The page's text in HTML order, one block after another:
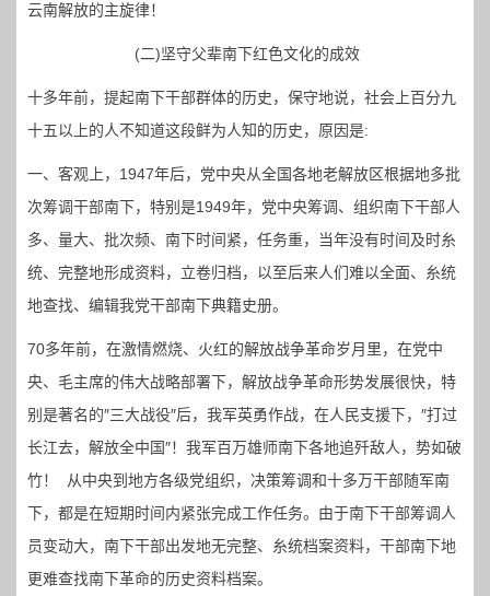
云南解放的主旋律！
(二)坚守父辈南下红色文化的成效
十多年前，提起南下干部群体的历史，保守地说，社会上百分九
十五以上的人不知道这段鲜为人知的历史，原因是:
一、客观上，1947年后，党中央从全国各地老解放区根据地多批
次筹调干部南下，特别是1949年，党中央筹调、组织南下干部人
多、量大、批次频、南下时间紧，任务重，当年没有时间及时糸
统、完整地形成资料，立卷归档，以至后来人们难以全面、糸统
地查找、编辑我党干部南下典籍史册。
70多年前，在激情燃烧、火红的解放战争革命岁月里，在党中
央、毛主席的伟大战略部署下，解放战争革命形势发展很快，特
别是著名的″三大战役″后，我军英勇作战，在人民支援下，″打过
长江去，解放全中国″！我军百万雄师南下各地追歼敌人，势如破
竹！ 从中央到地方各级党组织，决策筹调和十多万干部随军南
下，都是在短期时间内紧张完成工作任务。由于南下干部筹调人
员变动大，南下干部出发地无完整、糸统档案资料，干部南下地
更难查找南下革命的历史资料档案。